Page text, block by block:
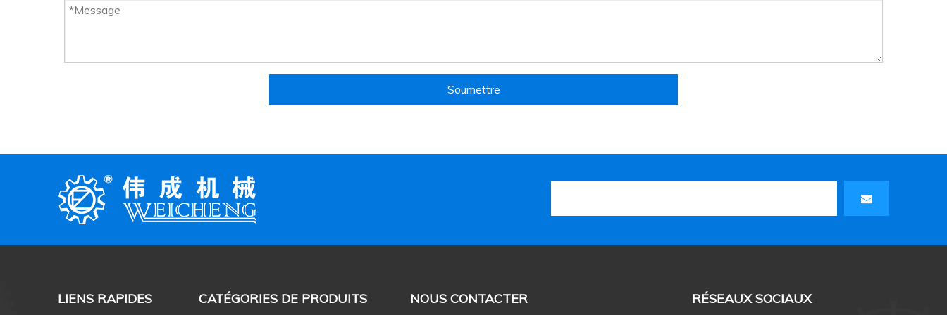
Soumettre
LIENS RAPIDES CATÉGORIES DE PRODUITS NOUS CONTACTER RÉSEAUX SOCIAUX